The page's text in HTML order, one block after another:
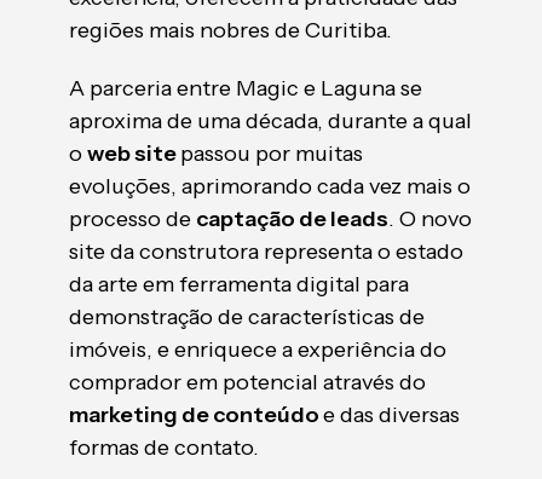
regiões mais nobres de Curitiba.
A parceria entre Magic e Laguna se
aproxima de uma década, durante a qual
oweb sitepassou por muitas
evoluções, aprimorando cada vez mais o
processo de captação de leads. O novo
site da construtora representa o estado
da arte em ferramenta digital para
demonstração de características de
imóveis, e enriquece a experiência do
comprador em potencial através do
marketing de conteúdoe das diversas
formas de contato.